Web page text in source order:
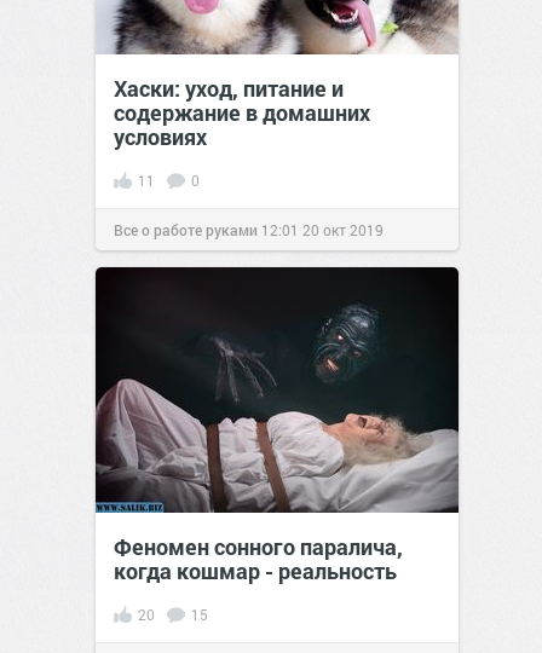
Хаски: уход, питание и
содержание в домашних
условиях
11 0
Все о работе руками 12:01 20 окт 2019
Феномен сонного паралича,
когда кошмар - реальность
20 15